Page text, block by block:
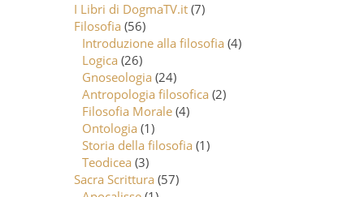
I Libri di DogmaTV.it (7)
Filosofia (56)
Introduzione alla filosofia (4)
Logica (26)
Gnoseologia (24)
Antropologia filosofica (2)
Filosofia Morale (4)
Ontologia (1)
Storia della filosofia (1)
Teodicea (3)
Sacra Scrittura (57)